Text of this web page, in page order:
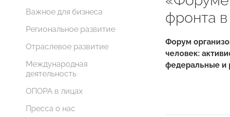
Важное для бизнеса
Региональное развитие
Отраслевое развитие
Международная
деятельность
ОПОРА в лицах
Пресса о нас
фронта
Форум
человек:
федеральные и